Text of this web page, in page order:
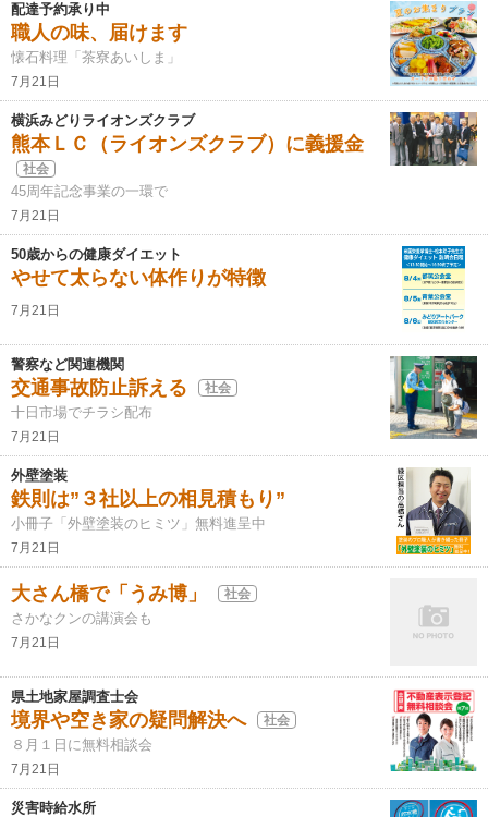
配達予約承り中
職人の味、届けます
懐石料理「茶寮あいしま」
7月21日
横浜みどりライオンズクラブ
熊本ＬＣ（ライオンズクラブ）に義援金
社会
45周年記念事業の一環で
7月21日
50歳からの健康ダイエット
やせて太らない体作りが特徴
7月21日
警察など関連機関
交通事故防止訴える 社会
十日市場でチラシ配布
7月21日
外壁塗装
鉄則は”３社以上の相見積もり”
小冊子「外壁塗装のヒミツ」無料進呈中
7月21日
大さん橋で「うみ博」 社会
さかなクンの講演会も
7月21日
県土地家屋調査士会
境界や空き家の疑問解決へ 社会
８月１日に無料相談会
7月21日
災害時給水所